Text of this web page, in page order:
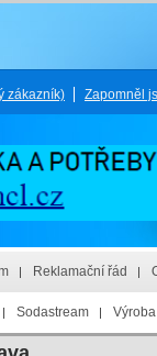
zákazník) Zapomněl
Reklamační řád
Sodastream